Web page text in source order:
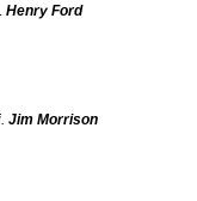
. Henry Ford
Jim Morrison